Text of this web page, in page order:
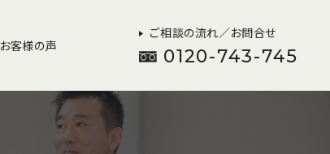
お客様の声
ご相談の流れ／お問合せ
0120-743-745